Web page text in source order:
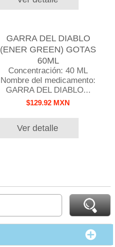
GARRA DEL DIABLO
(ENER GREEN) GOTAS
60ML
Concentración: 40 ML
Nombre del medicamento:
GARRA DEL DIABLO...
$129.92 MXN
Ver detalle